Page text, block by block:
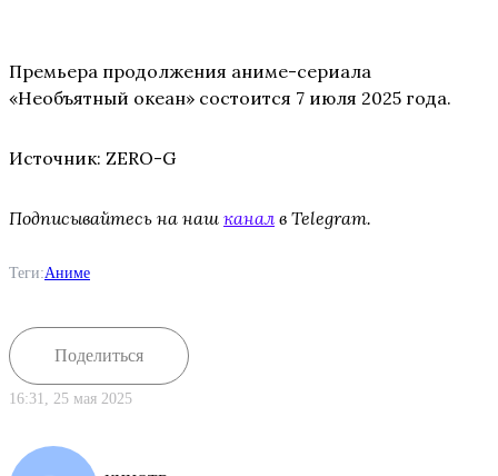
Премьера продолжения аниме-сериала
«Необъятный океан» состоится 7 июля 2025 года.
Источник: ZERO-G
Подписывайтесь на наш канал в Telegram.
Теги:Аниме
Поделиться
16:31, 25 мая 2025